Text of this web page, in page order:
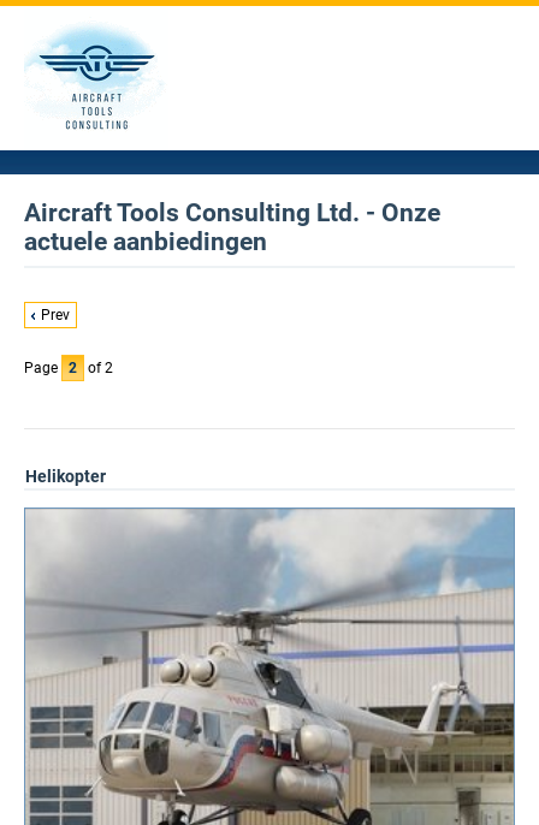
Aircraft Tools Consulting Ltd. - Onze
actuele aanbiedingen
Prev
Page 2 of 2
Helikopter